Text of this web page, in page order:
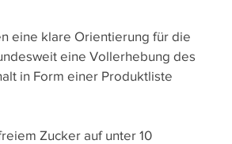
eine klare Orientierung für die
eine Vollerhebung des
in Form einer Produktliste
Zucker auf unter 10